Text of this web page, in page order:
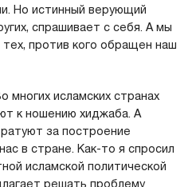
Но истинный верующий
спрашивает с себя. А мы
против кого обращен наш
исламских странах
к ношению хиджаба. А
за построение
в стране. Как-то я спросил
исламской политической
решать проблему